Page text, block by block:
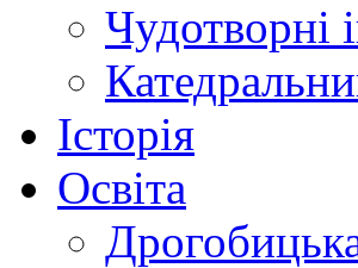
Чудотворні
Історія
Освіта